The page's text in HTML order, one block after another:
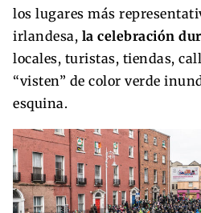
los lugares más
irlandesa, la celebración
locales, turistas, tiendas,
“visten” de color verde
esquina.